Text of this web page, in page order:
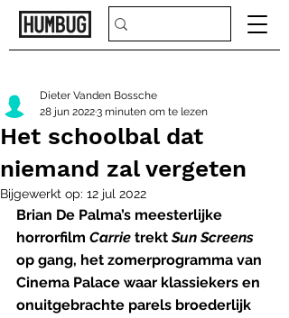
Het schoolbal dat
niemand zal vergeten
Dieter Vanden Bossche
28 jun 20223 minuten om te lezen
Bijgewerkt op: 12 jul 2022
Brian De Palma’s meesterlijke
horrorfilm Carrie trekt Sun Screens
op gang, het zomerprogramma van
Cinema Palace waar klassiekers en
onuitgebrachte parels broederlijk